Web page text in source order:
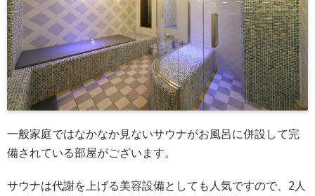
一般家庭ではなかなか見ないサウナがお風呂に併設して完
備されている部屋がございます。
サウナは代謝を上げる美容設備としても人気ですので、2人